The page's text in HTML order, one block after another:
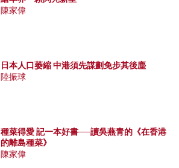
陳家偉
日本人口萎縮 中港須先謀劃免步其後塵
陸振球
種菜得愛 記一本好書──讀吳燕青的《在香港
的離島種菜》
陳家偉